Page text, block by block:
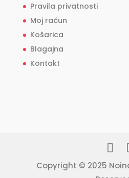
Pravila privatnosti
Moj račun
Košarica
Blagajna
Kontakt
Copyright © 2025